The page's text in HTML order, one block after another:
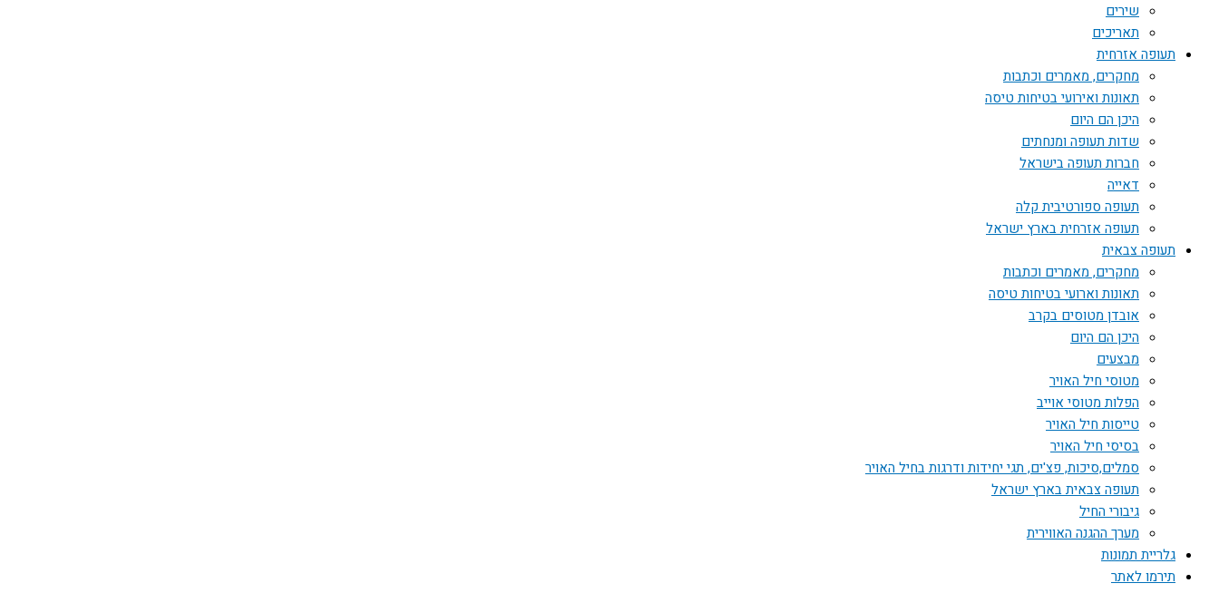
שירים
תאריכים
תעופה אזרחית
מחקרים, מאמרים וכתבות
תאונות ואירועי בטיחות טיסה
היכן הם היום
שדות תעופה ומנחתים
חברות תעופה בישראל
דאייה
תעופה ספורטיבית קלה
תעופה אזרחית בארץ ישראל
תעופה צבאית
מחקרים, מאמרים וכתבות
תאונות וארועי בטיחות טיסה
אובדן מטוסים בקרב
היכן הם היום
מבצעים
מטוסי חיל האויר
הפלות מטוסי אוייב
טייסות חיל האויר
בסיסי חיל האויר
סמלים,סיכות, פצ'ים, תגי יחידות ודרגות בחיל האויר
תעופה צבאית בארץ ישראל
גיבורי החיל
מערך ההגנה האווירית
גלריית תמונות
תירמו לאתר